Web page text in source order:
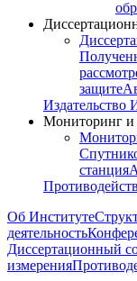
защите
Издательство
Мониторинг и
станция
Об Институте
деятельность
Диссертационный
измерения